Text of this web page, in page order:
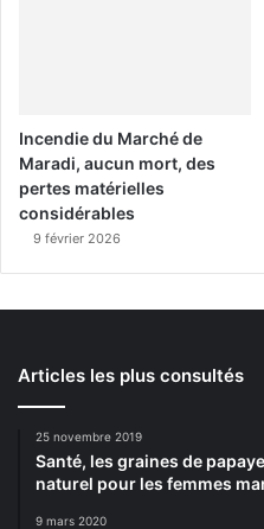
Incendie du Marché de
Maradi, aucun mort, des
pertes matérielles
considérables
9 février 2026
Articles les plus consultés
25 novembre 2019
Santé, les graines de
naturel pour les femmes
9 mars 2020